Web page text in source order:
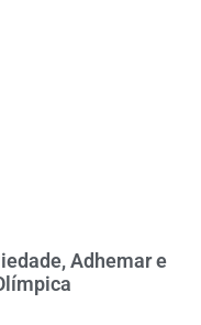
Adhemar e